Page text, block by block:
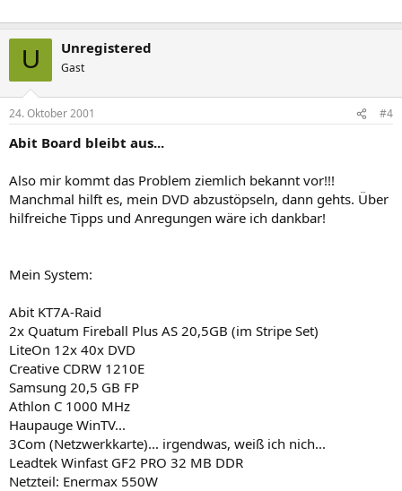
U Unregistered
Gast
24. Oktober 2001 #4
Abit Board bleibt aus...
Also mir kommt das Problem ziemlich bekannt vor!!!
Manchmal hilft es, mein DVD abzustöpseln, dann gehts. Über
hilfreiche Tipps und Anregungen wäre ich dankbar!
Mein System:
Abit KT7A-Raid
2x Quatum Fireball Plus AS 20,5GB (im Stripe Set)
LiteOn 12x 40x DVD
Creative CDRW 1210E
Samsung 20,5 GB FP
Athlon C 1000 MHz
Haupauge WinTV...
3Com (Netzwerkkarte)... irgendwas, weiß ich nich...
Leadtek Winfast GF2 PRO 32 MB DDR
Netzteil: Enermax 550W